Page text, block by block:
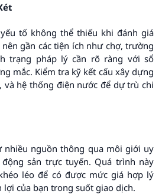
tố không thể thiếu khi đánh giá
gần các tiện ích như chợ, trường
trạng pháp lý cần rõ ràng với sổ
mắc. Kiểm tra kỹ kết cấu xây dựng
hệ thống điện nước để dự trù chi
nhiều nguồn thông qua môi giới uy
sản trực tuyến. Quá trình này
léo để có được mức giá hợp lý
lợi của bạn trong suốt giao dịch.